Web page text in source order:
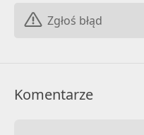
Zgłoś błąd
Komentarze